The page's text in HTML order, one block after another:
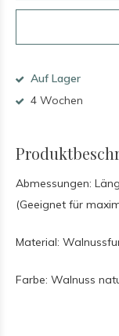
Auf Lager
4 Wochen
Abmessungen:
(Geeignet für
Material:
Farbe: Walnuss